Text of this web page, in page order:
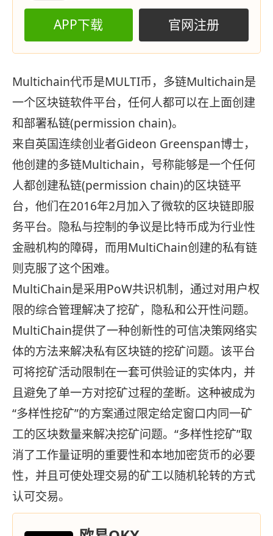
APP下载 官网注册
Multichain代币是MULTI币，多链Multichain是
一个区块链软件平台，任何人都可以在上面创建
和部署私链(permission chain)。
来自英国连续创业者Gideon Greenspan博士，
他创建的多链Multichain，号称能够是一个任何
人都创建私链(permission chain)的区块链平
台，他们在2016年2月加入了微软的区块链即服
务平台。隐私与控制的争议是比特币成为行业性
金融机构的障碍，而用MultiChain创建的私有链
则克服了这个困难。
MultiChain是采用PoW共识机制，通过对用户权
限的综合管理解决了挖矿，隐私和公开性问题。
MultiChain提供了一种创新性的可信决策网络实
体的方法来解决私有区块链的挖矿问题。该平台
可将挖矿活动限制在一套可供验证的实体内，并
且避免了单一方对挖矿过程的垄断。这种被成为
“多样性挖矿”的方案通过限定给定窗口内同一矿
工的区块数量来解决挖矿问题。“多样性挖矿”取
消了工作量证明的重要性和本地加密货币的必要
性，并且可使处理交易的矿工以随机轮转的方式
认可交易。